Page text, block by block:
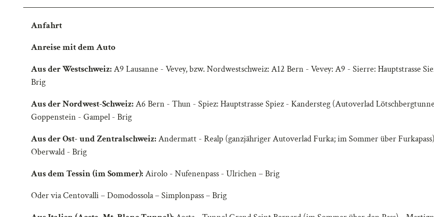
Anfahrt
Anreise mit dem Auto
Aus der Westschweiz: A9 Lausanne - Vevey, bzw. Nordwestschweiz: A12 Bern - Vevey: A9 - Sierre: Hauptstrasse
Brig
Aus der Nordwest-Schweiz: A6 Bern - Thun - Spiez: Hauptstrasse Spiez - Kandersteg (Autoverlad
Goppenstein - Gampel - Brig
Aus der Ost- und Zentralschweiz: Andermatt - Realp (ganzjähriger Autoverlad Furka; im Sommer über
Oberwald - Brig
Aus dem Tessin (im Sommer): Airolo - Nufenenpass - Ulrichen – Brig
Oder via Centovalli – Domodossola – Simplonpass – Brig